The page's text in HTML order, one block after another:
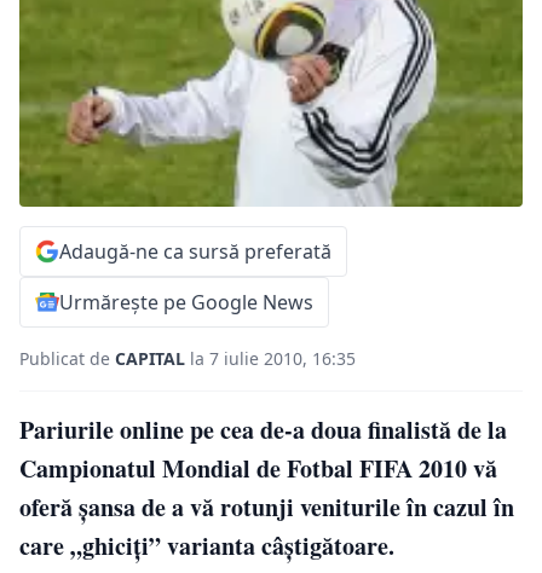
Adaugă-ne ca sursă preferată
Urmărește pe Google News
Publicat de CAPITAL la 7 iulie 2010, 16:35
Pariurile online pe cea de-a doua finalistă de la
Campionatul Mondial de Fotbal FIFA 2010 vă
oferă şansa de a vă rotunji veniturile în cazul în
care „ghiciţi” varianta câştigătoare.